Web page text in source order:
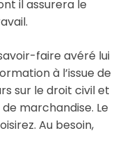
il assurera le
faire avéré lui
à l’issue de
sur le droit civil et
marchandise. Le
Au besoin,